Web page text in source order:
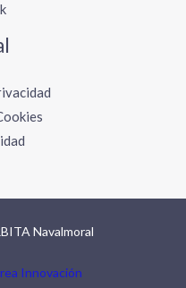
Navalmoral
Innovación